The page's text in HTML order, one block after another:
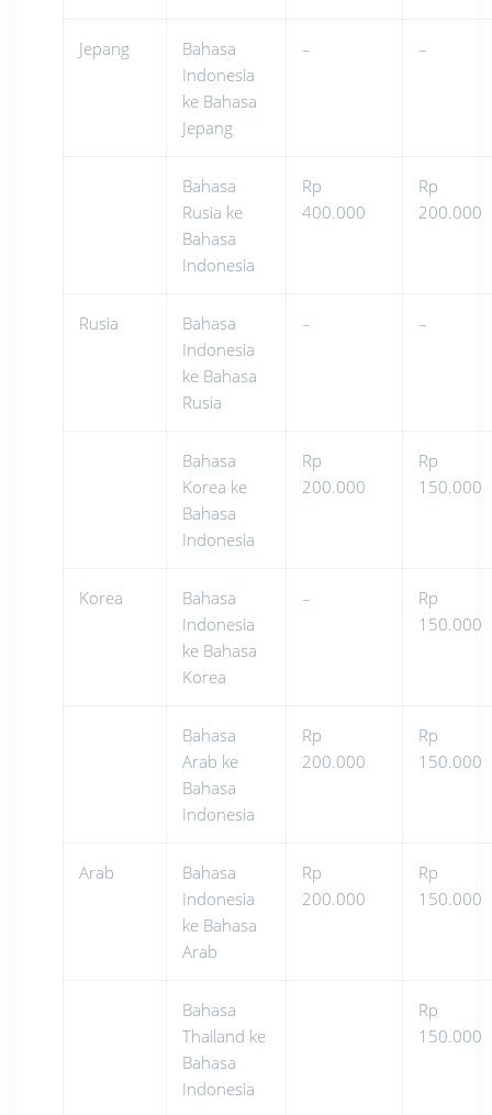
Jepang
Bahasa
Indonesia
ke Bahasa
Jepang
– –
Bahasa
Rusia ke
Bahasa
Indonesia
Rp
400.000
Rp
200.000
Rusia
Bahasa
Indonesia
ke Bahasa
Rusia
– –
Bahasa
Korea ke
Bahasa
Indonesia
Rp
200.000
Rp
150.000
Korea
Bahasa
Indonesia
ke Bahasa
Korea
–
Rp
150.000
Bahasa
Arab ke
Bahasa
Indonesia
Rp
200.000
Rp
150.000
Arab
Bahasa
Indonesia
ke Bahasa
Arab
Rp
200.000
Rp
150.000
Bahasa
Thailand ke
Bahasa
Indonesia
Rp
150.000